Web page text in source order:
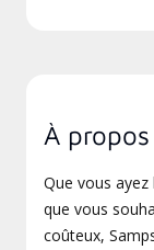
À
Que vous
que vous
coûteux,